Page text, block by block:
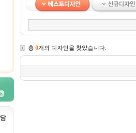
총 0개의 디자인을 찾았습니다.